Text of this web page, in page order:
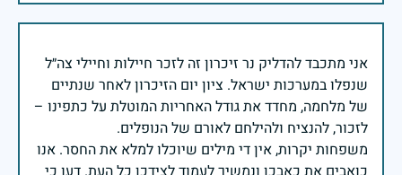
אני מתכבד להדליק נר זיכרון זה לזכר חיילות וחיילי צה״ל
שנפלו במערכות ישראל. ציון יום הזיכרון לאחר שנתיים
של מלחמה, מחדד את גודל האחריות המוטלת על כתפינו –
משפחות יקרות, אין די מילים שיוכלו למלא את החסר. אנו